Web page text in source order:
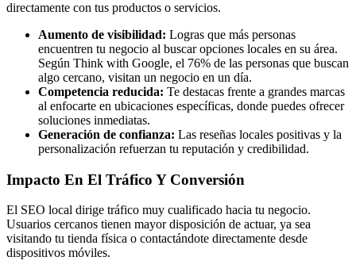
directamente con tus productos o servicios.
Aumento de visibilidad: Logras que más personas
encuentren tu negocio al buscar opciones locales en su área.
Según Think with Google, el 76% de las personas que buscan
algo cercano, visitan un negocio en un día.
Competencia reducida: Te destacas frente a grandes marcas
al enfocarte en ubicaciones específicas, donde puedes ofrecer
soluciones inmediatas.
Generación de confianza: Las reseñas locales positivas y la
personalización refuerzan tu reputación y credibilidad.
Impacto En El Tráfico Y Conversión
El SEO local dirige tráfico muy cualificado hacia tu negocio.
Usuarios cercanos tienen mayor disposición de actuar, ya sea
visitando tu tienda física o contactándote directamente desde
dispositivos móviles.